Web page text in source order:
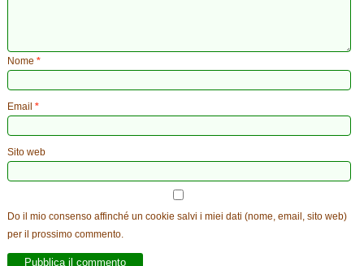
Nome*
Email*
Sito web
Do il mio consenso affinché un cookie salvi i miei dati (nome, email, sito web)
per il prossimo commento.